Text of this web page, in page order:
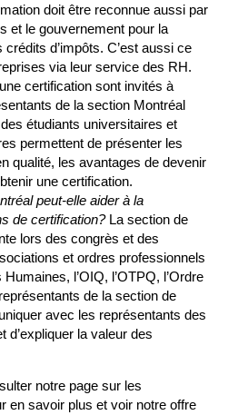
doit être reconnue aussi par
et le gouvernement pour la
d’impôts. C’est aussi ce
via leur service des RH.
certification sont invités à
de la section Montréal
étudiants universitaires et
permettent de présenter les
qualité, les avantages de devenir
une certification.
peut-elle aider à la
de certification?La section de
lors des congrès et des
et ordres professionnels
l’OIQ, l’OTPQ, l’Ordre
de la section de
avec les représentants des
d’expliquer la valeur des
notre page sur les
en savoir plus et voir notre offre